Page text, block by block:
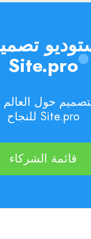
Site.pro
حول
Site.pro للنجاح
قائمة الشركاء